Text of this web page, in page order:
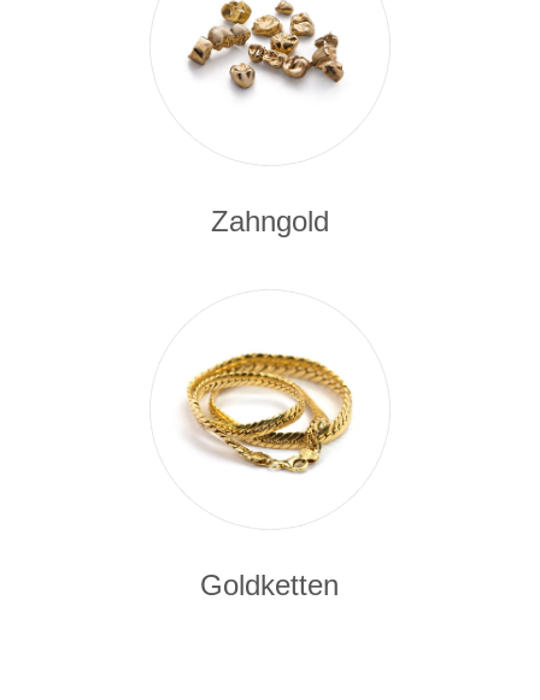
Zahngold
Goldketten